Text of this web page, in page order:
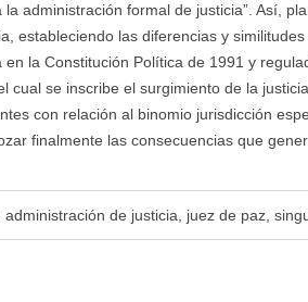
administración formal de justicia”. Así,
estableciendo las diferencias y
la Constitución Política de 1991 y
se inscribe el surgimiento de la
con relación al binomio jurisdicción
finalmente las consecuencias que
de justicia, juez de paz,